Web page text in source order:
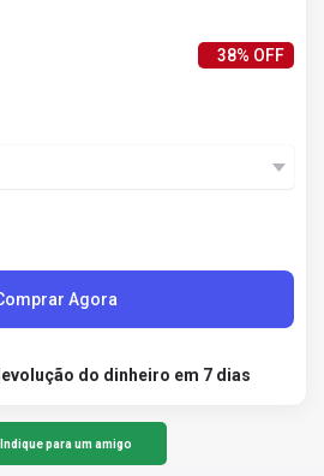
38% OFF
Agora
do dinheiro em 7 dias
Indique para um amigo